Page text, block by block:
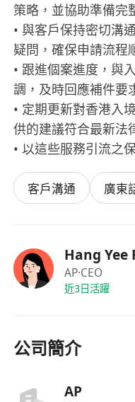
策略，並協助準備完
• 與客戶保持密切溝
疑問，確保申請流程
• 跟進個案進度，與
調，及時回應補件要
• 定期更新對香港入
供的建議符合最新法
• 以這些服務引流之
客戶溝通 廣東
Hang Yee
AP·CEO
近3日活躍
公司簡介
AP